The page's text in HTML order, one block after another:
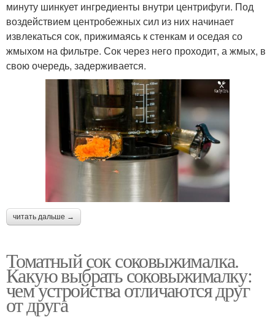
минуту шинкует ингредиенты внутри центрифуги. Под
воздействием центробежных сил из них начинает
извлекаться сок, прижимаясь к стенкам и оседая со
жмыхом на фильтре. Сок через него проходит, а жмых, в
свою очередь, задерживается.
читать дальше →
Томатный сок соковыжималка.
Какую выбрать соковыжималку:
чем устройства отличаются друг
от друга